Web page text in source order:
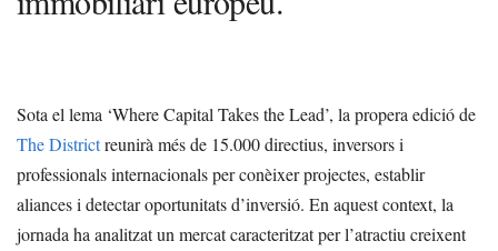
Sota el lema ‘Where Capital Takes the Lead’, la propera edició de
The Districtreunirà més de 15.000 directius, inversors i
professionals internacionals per conèixer projectes, establir
aliances i detectar oportunitats d’inversió. En aquest context, la
jornada ha analitzat un mercat caracteritzat per l’atractiu creixent